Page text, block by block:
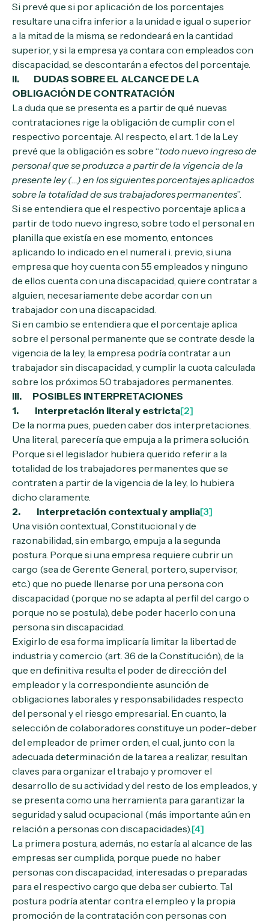
Si prevé que si por aplicación de los porcentajes
resultare una cifra inferior a la unidad e igual o superior
a la mitad de la misma, se redondeará en la cantidad
superior, y si la empresa ya contara con empleados con
discapacidad, se descontarán a efectos del porcentaje.
II. DUDAS SOBRE EL ALCANCE DE LA
OBLIGACIÓN DE CONTRATACIÓN
La duda que se presenta es a partir de qué nuevas
contrataciones rige la obligación de cumplir con el
respectivo porcentaje. Al respecto, el art. 1 de la Ley
prevé que la obligación es sobre “todo nuevo ingreso de
personal que se produzca a partir de la vigencia de la
presente ley (…) en los siguientes porcentajes aplicados
sobre la totalidad de sus trabajadores permanentes”.
Si se entendiera que el respectivo porcentaje aplica a
partir de todo nuevo ingreso, sobre todo el personal en
planilla que existía en ese momento, entonces
aplicando lo indicado en el numeral i. previo, si una
empresa que hoy cuenta con 55 empleados y ninguno
de ellos cuenta con una discapacidad, quiere contratar a
alguien, necesariamente debe acordar con un
trabajador con una discapacidad.
Si en cambio se entendiera que el porcentaje aplica
sobre el personal permanente que se contrate desde la
vigencia de la ley, la empresa podría contratar a un
trabajador sin discapacidad, y cumplir la cuota calculada
sobre los próximos 50 trabajadores permanentes.
III. POSIBLES INTERPRETACIONES
1. Interpretación literal y estricta[2]
De la norma pues, pueden caber dos interpretaciones.
Una literal, parecería que empuja a la primera solución.
Porque si el legislador hubiera querido referir a la
totalidad de los trabajadores permanentes que se
contraten a partir de la vigencia de la ley, lo hubiera
dicho claramente.
2. Interpretación contextual y amplia[3]
Una visión contextual, Constitucional y de
razonabilidad, sin embargo, empuja a la segunda
postura. Porque si una empresa requiere cubrir un
cargo (sea de Gerente General, portero, supervisor,
etc.) que no puede llenarse por una persona con
discapacidad (porque no se adapta al perfil del cargo o
porque no se postula), debe poder hacerlo con una
persona sin discapacidad.
Exigirlo de esa forma implicaría limitar la libertad de
industria y comercio (art. 36 de la Constitución), de la
que en definitiva resulta el poder de dirección del
empleador y la correspondiente asunción de
obligaciones laborales y responsabilidades respecto
del personal y el riesgo empresarial. En cuanto, la
selección de colaboradores constituye un poder-deber
del empleador de primer orden, el cual, junto con la
adecuada determinación de la tarea a realizar, resultan
claves para organizar el trabajo y promover el
desarrollo de su actividad y del resto de los empleados, y
se presenta como una herramienta para garantizar la
seguridad y salud ocupacional (más importante aún en
relación a personas con discapacidades).[4]
La primera postura, además, no estaría al alcance de las
empresas ser cumplida, porque puede no haber
personas con discapacidad, interesadas o preparadas
para el respectivo cargo que deba ser cubierto. Tal
postura podría atentar contra el empleo y la propia
promoción de la contratación con personas con